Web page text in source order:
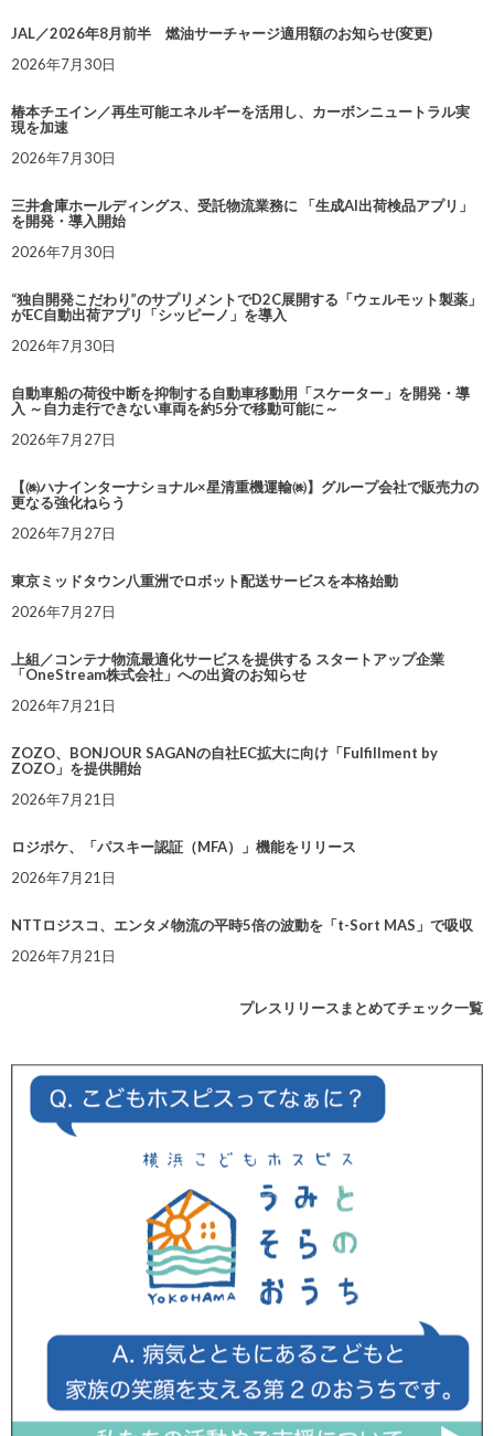
JAL／2026年8月前半 燃油サーチャージ適用額のお知らせ(変更)
2026年7月30日
椿本チエイン／再生可能エネルギーを活用し、カーボンニュートラル実
現を加速
2026年7月30日
三井倉庫ホールディングス、受託物流業務に 「生成AI出荷検品アプリ」
を開発・導入開始
2026年7月30日
“独自開発こだわり”のサプリメントでD2C展開する「ウェルモット製薬」
がEC自動出荷アプリ「シッピーノ」を導入
2026年7月30日
自動車船の荷役中断を抑制する自動車移動用「スケーター」を開発・導
入 ～自力走行できない車両を約5分で移動可能に～
2026年7月27日
【㈱ハナインターナショナル×星清重機運輸㈱】グループ会社で販売力の
更なる強化ねらう
2026年7月27日
東京ミッドタウン八重洲でロボット配送サービスを本格始動
2026年7月27日
上組／コンテナ物流最適化サービスを提供する スタートアップ企業
「OneStream株式会社」への出資のお知らせ
2026年7月21日
ZOZO、BONJOUR SAGANの自社EC拡大に向け「Fulfillment by
ZOZO」を提供開始
2026年7月21日
ロジポケ、「パスキー認証（MFA）」機能をリリース
2026年7月21日
NTTロジスコ、エンタメ物流の平時5倍の波動を「t-Sort MAS」で吸収
2026年7月21日
プレスリリースまとめてチェック一覧